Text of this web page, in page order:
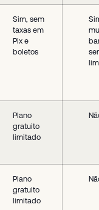
Sim, sem
taxas em
Pix e
boletos
Plano
gratuito
limitado
Plano
gratuito
limitado